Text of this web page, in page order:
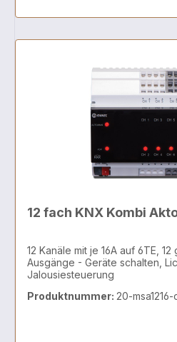
12 fach KNX Kombi
12 Kanäle mit je 16A auf 6TE,
Ausgänge - Geräte schalten,
Jalousiesteuerung
Produktnummer: 20-msa1216-